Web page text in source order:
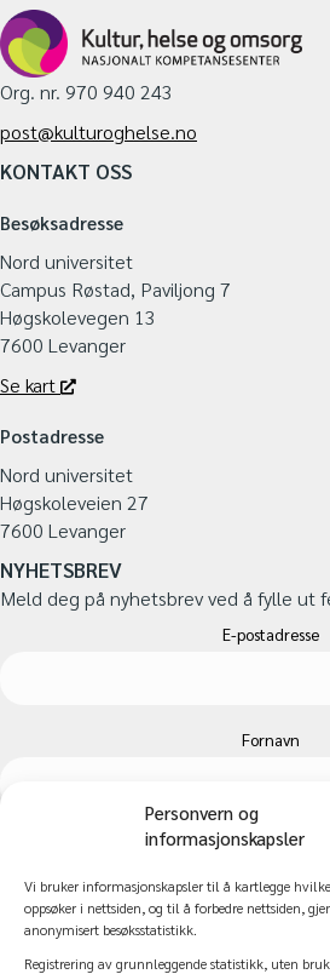
Personvern og
informasjonskapsler
Vi bruker informasjonskapsler til å kartlegge
oppsøker i nettsiden, og til å forbedre nettsiden,
anonymisert besøksstatistikk.
Registrering av grunnleggende statistikk, uten
Org. nr. 970 940 243
post@kulturoghelse.no
KONTAKT OSS
Besøksadresse
Nord universitet
Campus Røstad, Paviljong 7
Høgskolevegen 13
7600 Levanger
Se kart
Postadresse
Nord universitet
Høgskoleveien 27
7600 Levanger
NYHETSBREV
Meld deg på nyhetsbrev ved å fylle ut
E-postadresse
Fornavn
Etternavn